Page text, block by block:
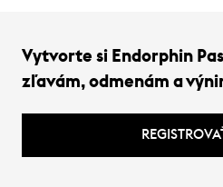
Vytvorte si Endorphin
zľavám, odmenám a